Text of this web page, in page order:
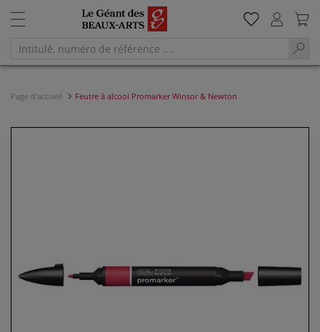
Page d'accueil Feutre à alcool Promarker Winsor & Newton